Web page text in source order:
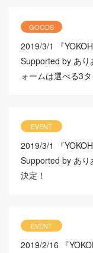
GOODS
2019/3/1
『
Supported by あり
ォームは選べる3
EVENT
2019/3/1
『
Supported by あり
決定！
EVENT
2019/2/16
『